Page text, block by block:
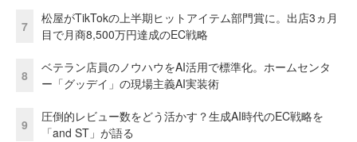
7
松屋がTikTokの上半期ヒットアイテム部門賞に。出店3ヵ月
目で月商8,500万円達成のEC戦略
8
ベテラン店員のノウハウをAI活用で標準化。ホームセンタ
ー「グッデイ」の現場主義AI実装術
9
圧倒的レビュー数をどう活かす？生成AI時代のEC戦略を
「and ST」が語る